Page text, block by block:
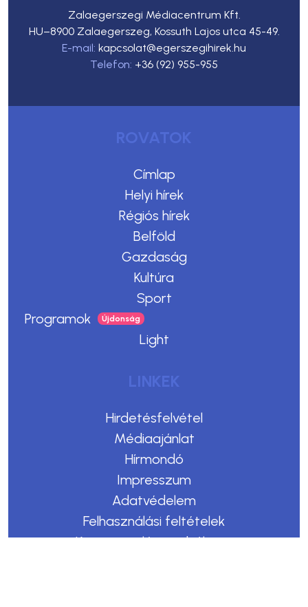
Zalaegerszegi Médiacentrum Kft.
HU–8900 Zalaegerszeg, Kossuth Lajos utca 45-49.
E-mail: kapcsolat@egerszegihirek.hu
Telefon: +36 (92) 955-955
ROVATOK
Címlap
Helyi hírek
Régiós hírek
Belföld
Gazdaság
Kultúra
Sport
Programok
Light
LINKEK
Hirdetésfelvétel
Médiaajánlat
Hírmondó
Impresszum
Adatvédelem
Felhasználási feltételek
Kommentelési szabályzat